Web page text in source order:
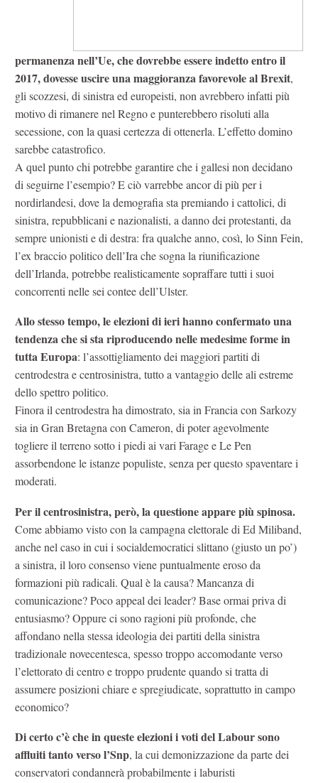
permanenza nell’Ue, che dovrebbe essere indetto entro il
2017, dovesse uscire una maggioranza favorevole al Brexit,
gli scozzesi, di sinistra ed europeisti, non avrebbero infatti più
motivo di rimanere nel Regno e punterebbero risoluti alla
secessione, con la quasi certezza di ottenerla. L’effetto domino
sarebbe catastrofico.
A quel punto chi potrebbe garantire che i gallesi non decidano
di seguirne l’esempio? E ciò varrebbe ancor di più per i
nordirlandesi, dove la demografia sta premiando i cattolici, di
sinistra, repubblicani e nazionalisti, a danno dei protestanti, da
sempre unionisti e di destra: fra qualche anno, così, lo Sinn Fein,
l’ex braccio politico dell’Ira che sogna la riunificazione
dell’Irlanda, potrebbe realisticamente sopraffare tutti i suoi
concorrenti nelle sei contee dell’Ulster.
Allo stesso tempo, le elezioni di ieri hanno confermato una
tendenza che si sta riproducendo nelle medesime forme in
tutta Europa: l’assottigliamento dei maggiori partiti di
centrodestra e centrosinistra, tutto a vantaggio delle ali estreme
dello spettro politico.
Finora il centrodestra ha dimostrato, sia in Francia con Sarkozy
sia in Gran Bretagna con Cameron, di poter agevolmente
togliere il terreno sotto i piedi ai vari Farage e Le Pen
assorbendone le istanze populiste, senza per questo spaventare i
moderati.
Per il centrosinistra, però, la questione appare più spinosa.
Come abbiamo visto con la campagna elettorale di Ed Miliband,
anche nel caso in cui i socialdemocratici slittano (giusto un po’)
a sinistra, il loro consenso viene puntualmente eroso da
formazioni più radicali. Qual è la causa? Mancanza di
comunicazione? Poco appeal dei leader? Base ormai priva di
entusiasmo? Oppure ci sono ragioni più profonde, che
affondano nella stessa ideologia dei partiti della sinistra
tradizionale novecentesca, spesso troppo accomodante verso
l’elettorato di centro e troppo prudente quando si tratta di
assumere posizioni chiare e spregiudicate, soprattutto in campo
economico?
Di certo c’è che in queste elezioni i voti del Labour sono
affluiti tanto verso l’Snp, la cui demonizzazione da parte dei
conservatori condannerà probabilmente i laburisti